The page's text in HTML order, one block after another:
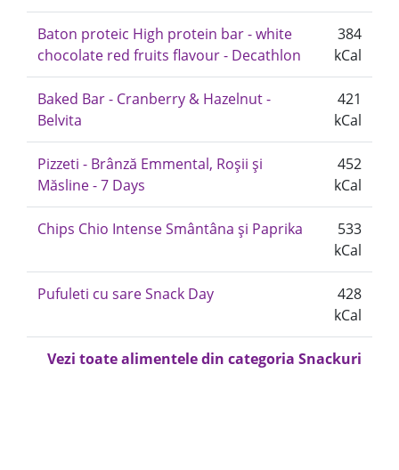
Baton proteic High protein bar - white
chocolate red fruits flavour - Decathlon
384
kCal
Baked Bar - Cranberry & Hazelnut -
Belvita
421
kCal
Pizzeti - Brânză Emmental, Roșii și
Măsline - 7 Days
452
kCal
Chips Chio Intense Smântâna și Paprika
533
kCal
Pufuleti cu sare Snack Day
428
kCal
Vezi toate alimentele din categoria Snackuri